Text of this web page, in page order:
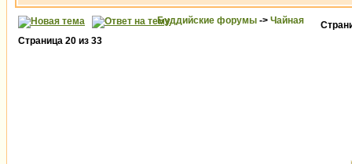
Буддийские форумы -> Чайная
Страница 20 из 33